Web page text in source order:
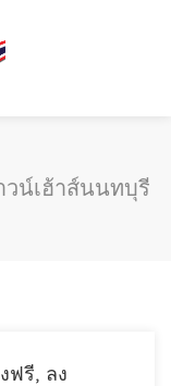
น์เฮ้าส์นนทบุรี
ฟรี, ลง